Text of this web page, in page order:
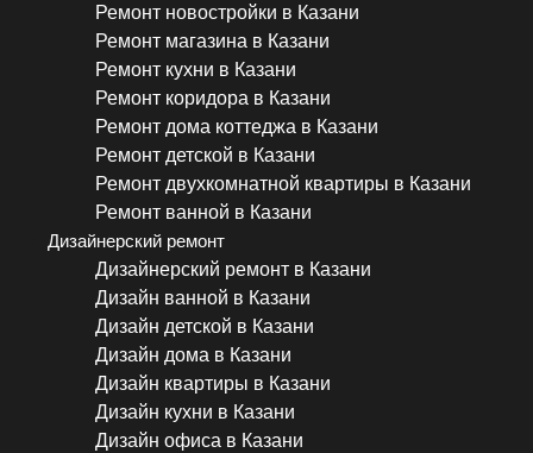
Ремонт новостройки в Казани
Ремонт магазина в Казани
Ремонт кухни в Казани
Ремонт коридора в Казани
Ремонт дома коттеджа в Казани
Ремонт детской в Казани
Ремонт двухкомнатной квартиры в Казани
Ремонт ванной в Казани
Дизайнерский ремонт
Дизайнерский ремонт в Казани
Дизайн ванной в Казани
Дизайн детской в Казани
Дизайн дома в Казани
Дизайн квартиры в Казани
Дизайн кухни в Казани
Дизайн офиса в Казани